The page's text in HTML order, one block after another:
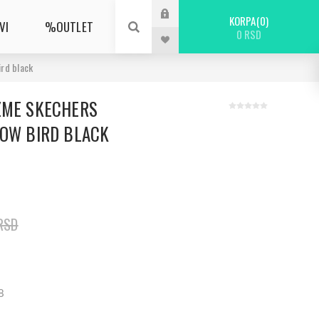
%OUTLET KORPA 0
0 RSD
black
SKECHERS
BIRD BLACK